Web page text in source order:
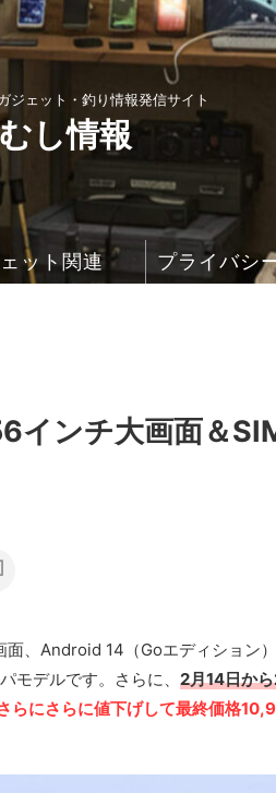
ジェット・釣り情報発信サイト
し情報
ット関連 プライバシ
インチ大画面＆
、Android 14（Goエディション
モデルです。さらに、 2月14日か
らにさらに値下げして最終価格